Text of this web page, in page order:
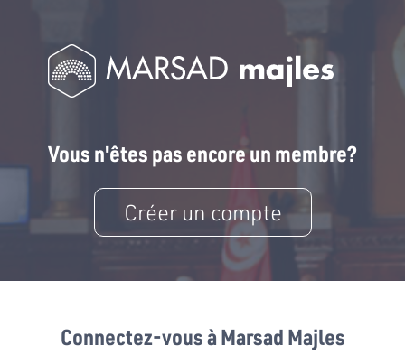
Vous n'êtes pas encore un membre?
Créer un compte
Connectez-vous à Marsad Majles